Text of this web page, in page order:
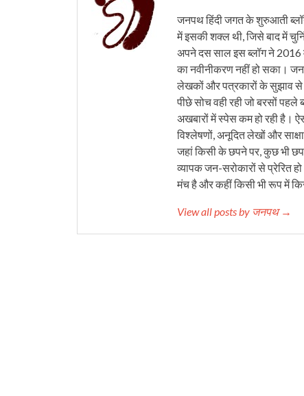
जनपथ हिंदी जगत के शुरुआती
में इसकी शक्ल थी, जिसे बाद में
अपने दस साल इस ब्लॉग ने
का नवीनीकरण नहीं हो सका।
लेखकों और पत्रकारों के सुझाव से
पीछे सोच वही रही जो बरसों
अखबारों में स्पेस कम हो रही है।
विश्लेषणों, अनूदित लेखों और
जहां किसी के छपने पर, कुछ भी
व्यापक जन-सरोकारों से प्रेरित
मंच है और कहीं किसी भी रूप में
View all posts by जनपथ →